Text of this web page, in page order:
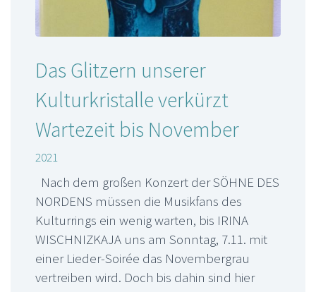
Das Glitzern unserer
Kulturkristalle verkürzt
Wartezeit bis November
2021
Nach dem großen Konzert der SÖHNE DES
NORDENS müssen die Musikfans des
Kulturrings ein wenig warten, bis IRINA
WISCHNIZKAJA uns am Sonntag, 7.11. mit
einer Lieder-Soirée das Novembergrau
vertreiben wird. Doch bis dahin sind hier